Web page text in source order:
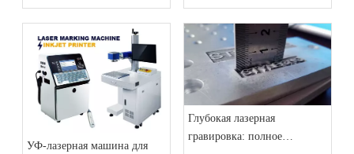
производственных линий
производственных линиях
мастерских
УФ-лазерная машина для
Глубокая лазерная
гравировка: полное